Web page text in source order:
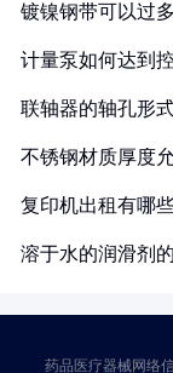
镀镍钢带可以过
计量泵如何达到
联轴器的轴孔形
不锈钢材质厚度
复印机出租有哪
溶于水的润滑剂
药品医疗器械网络